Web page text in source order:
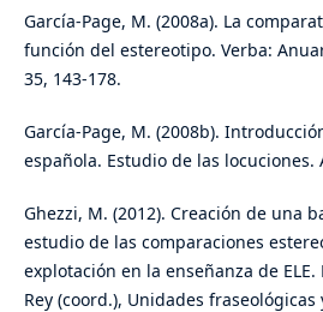
García-Page, M. (2008a). La
función del estereotipo. Verba:
35, 143-178.
García-Page, M. (2008b).
española. Estudio de las
Ghezzi, M. (2012). Creación de una
estudio de las comparaciones
explotación en la enseñanza de
Rey (coord.), Unidades fraseológicas